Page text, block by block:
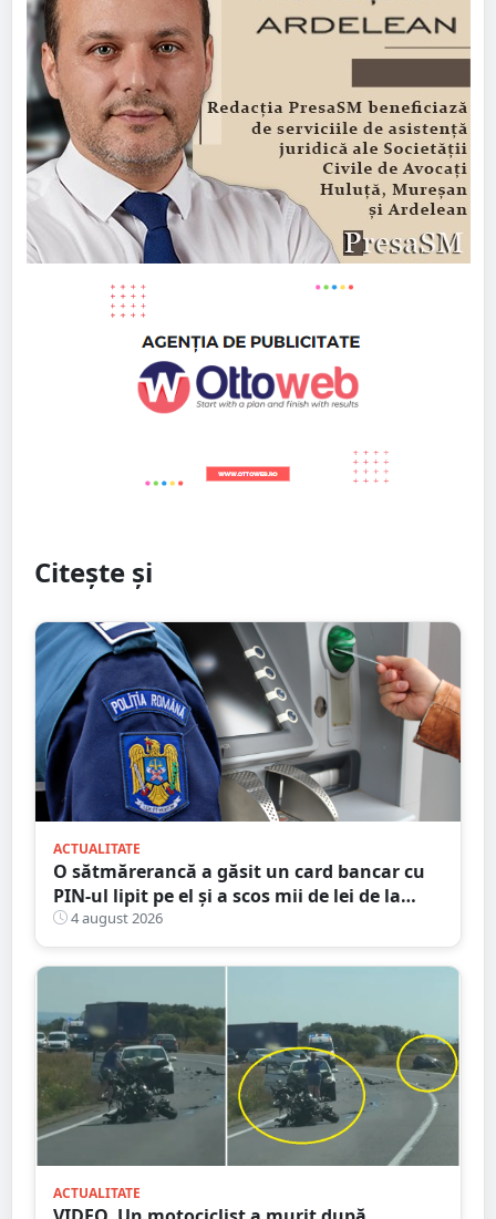
Citește și
ACTUALITATE
O sătmărerancă a găsit un card bancar cu
PIN-ul lipit pe el și a scos mii de lei de la
bancomat
4 august 2026
ACTUALITATE